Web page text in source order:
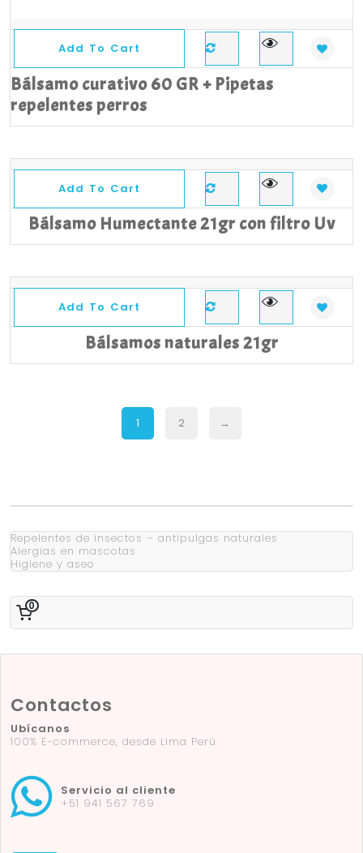
Add To Cart
Bálsamo curativo 60 GR + Pipetas
repelentes perros
Add To Cart
Bálsamo Humectante 21gr con filtro Uv
Add To Cart
Bálsamos naturales 21gr
1 2 →
Repelentes de insectos – antipulgas naturales
Alergias en mascotas
Higiene y aseo
0
Contactos
Ubícanos
100% E-commerce, desde Lima Perú
Servicio al cliente
+51 941 567 769